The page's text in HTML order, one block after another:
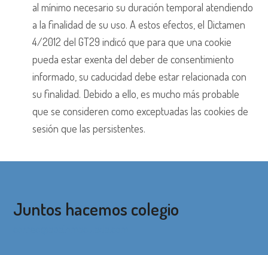
al mínimo necesario su duración temporal atendiendo
a la finalidad de su uso. A estos efectos, el Dictamen
4/2012 del GT29 indicó que para que una cookie
pueda estar exenta del deber de consentimiento
informado, su caducidad debe estar relacionada con
su finalidad. Debido a ello, es mucho más probable
que se consideren como exceptuadas las cookies de
sesión que las persistentes.
Juntos hacemos colegio